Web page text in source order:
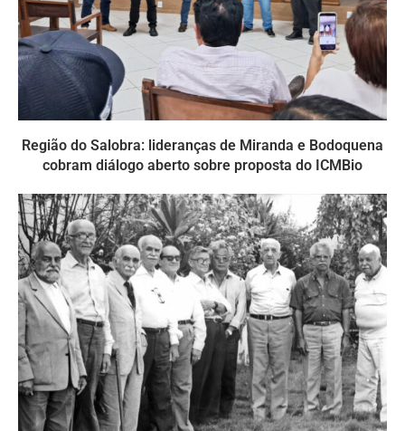
Região do Salobra: lideranças de Miranda e Bodoquena
cobram diálogo aberto sobre proposta do ICMBio